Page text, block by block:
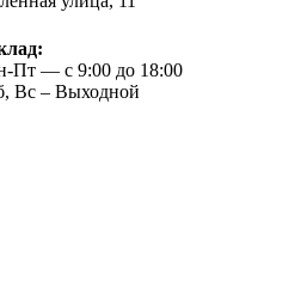
Пт — с 9:00 до 18:00
Вс – Выходной